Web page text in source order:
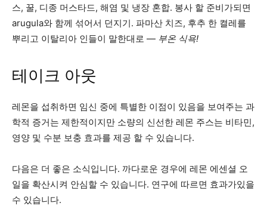
스, 꿀, 디종 머스타드, 해염 및 냉장 혼합. 봉사 할 준비가되면
arugula와 함께 섞어서 던지기. 파마산 치즈, 후추 한 켤레를
뿌리고 이탈리아 인들이 말한대로 — 부온 식욕!
테이크 아웃
레몬을 섭취하면 임신 중에 특별한 이점이 있음을 보여주는 과
학적 증거는 제한적이지만 소량의 신선한 레몬 주스는 비타민,
영양 및 수분 보충 효과를 제공 할 수 있습니다.
다음은 더 좋은 소식입니다. 까다로운 경우에 레몬 에센셜 오
일을 확산시켜 안심할 수 있습니다. 연구에 따르면 효과가있을
수 있습니다.